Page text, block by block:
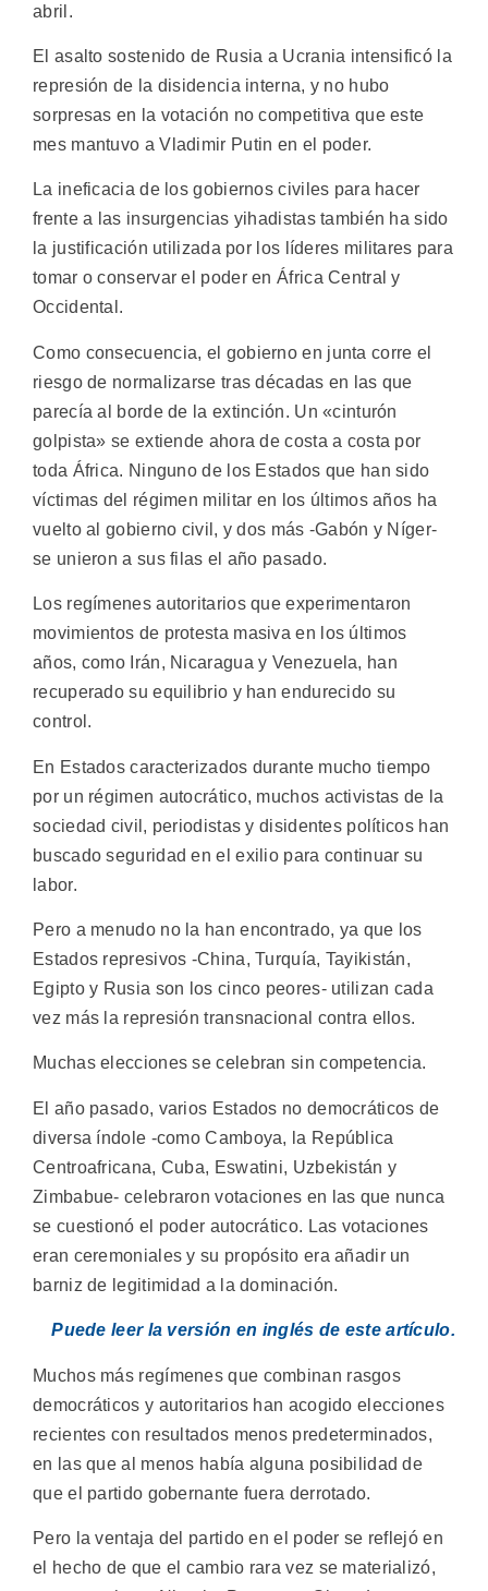
abril.
El asalto sostenido de Rusia a Ucrania intensificó la
represión de la disidencia interna, y no hubo
sorpresas en la votación no competitiva que este
mes mantuvo a Vladimir Putin en el poder.
La ineficacia de los gobiernos civiles para hacer
frente a las insurgencias yihadistas también ha sido
la justificación utilizada por los líderes militares para
tomar o conservar el poder en África Central y
Occidental.
Como consecuencia, el gobierno en junta corre el
riesgo de normalizarse tras décadas en las que
parecía al borde de la extinción. Un «cinturón
golpista» se extiende ahora de costa a costa por
toda África. Ninguno de los Estados que han sido
víctimas del régimen militar en los últimos años ha
vuelto al gobierno civil, y dos más -Gabón y Níger-
se unieron a sus filas el año pasado.
Los regímenes autoritarios que experimentaron
movimientos de protesta masiva en los últimos
años, como Irán, Nicaragua y Venezuela, han
recuperado su equilibrio y han endurecido su
control.
En Estados caracterizados durante mucho tiempo
por un régimen autocrático, muchos activistas de la
sociedad civil, periodistas y disidentes políticos han
buscado seguridad en el exilio para continuar su
labor.
Pero a menudo no la han encontrado, ya que los
Estados represivos -China, Turquía, Tayikistán,
Egipto y Rusia son los cinco peores- utilizan cada
vez más la represión transnacional contra ellos.
Muchas elecciones se celebran sin competencia.
El año pasado, varios Estados no democráticos de
diversa índole -como Camboya, la República
Centroafricana, Cuba, Eswatini, Uzbekistán y
Zimbabue- celebraron votaciones en las que nunca
se cuestionó el poder autocrático. Las votaciones
eran ceremoniales y su propósito era añadir un
barniz de legitimidad a la dominación.
Puede leer la versión en inglés de este artículo.
Muchos más regímenes que combinan rasgos
democráticos y autoritarios han acogido elecciones
recientes con resultados menos predeterminados,
en las que al menos había alguna posibilidad de
que el partido gobernante fuera derrotado.
Pero la ventaja del partido en el poder se reflejó en
el hecho de que el cambio rara vez se materializó,